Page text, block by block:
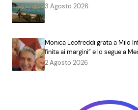
3 Agosto 2026
Monica Leofreddi grata a Milo
finita ai margini” e lo segue a
2 Agosto 2026